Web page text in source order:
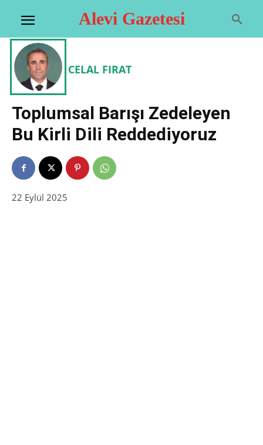
Alevi Gazetesi
CELAL FIRAT
Toplumsal Barışı Zedeleyen
Bu Kirli Dili Reddediyoruz
22 Eylül 2025